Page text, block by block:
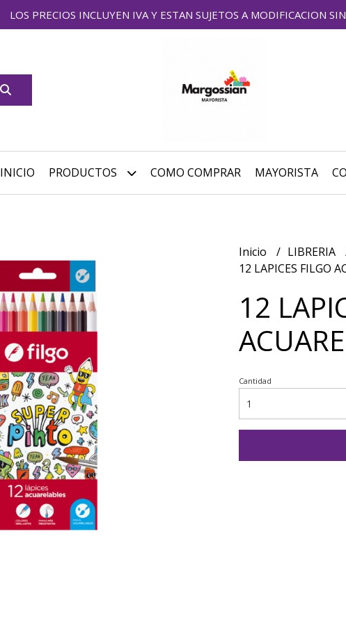
LOS PRECIOS INCLUYEN IVA Y ESTAN SUJETOS A MODIFICACION
INICIO PRODUCTOS COMO COMPRAR MAYORISTA
Inicio LIBRERIA
12 LAPICES FILGO
12
Cantidad